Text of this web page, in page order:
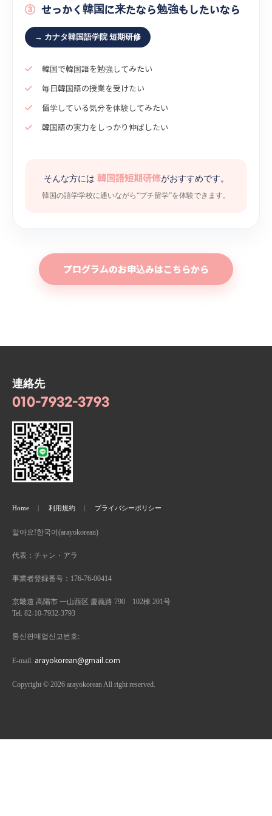
③ せっかく韓国に来たなら勉強もしたいなら
→ カナタ韓国語学院 短期研修
韓国で韓国語を勉強してみたい
毎日韓国語の授業を受けたい
留学している気分を体験してみたい
韓国語の実力をしっかり伸ばしたい
そんな方には 韓国語短期研修がおすすめです。
韓国の語学学校に通いながら“プチ留学”を体験できます。
プログラムのお申込みはこちらから
連絡先
010-7932-3793
Home 利用規約 プライバシーポリシー
알아요!한국어(arayokorean)
代表：チャン・アラ
事業者登録番号：176-76-00414
京畿道 高陽市 一山西区 慶義路 790 102棟 201号
Tel. 82-10-7932-3793
통신판매업신고번호:
E-mail. arayokorean@gmail.com
Copyright © 2026 arayokorean All right reserved.